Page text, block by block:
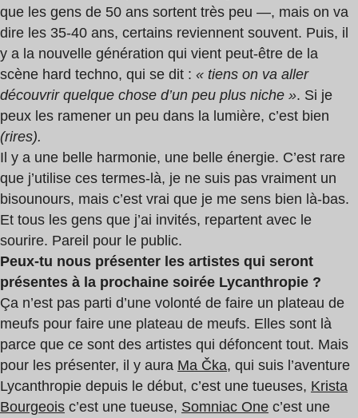
que les gens de 50 ans sortent très peu —, mais on va
dire les 35-40 ans, certains reviennent souvent. Puis, il
y a la nouvelle génération qui vient peut-être de la
scène hard techno, qui se dit : « tiens on va aller
découvrir quelque chose d’un peu plus niche ». Si je
peux les ramener un peu dans la lumière, c’est bien
(rires).
Il y a une belle harmonie, une belle énergie. C’est rare
que j’utilise ces termes-là, je ne suis pas vraiment un
bisounours, mais c’est vrai que je me sens bien là-bas.
Et tous les gens que j’ai invités, repartent avec le
sourire. Pareil pour le public.
Peux-tu nous présenter les artistes qui seront
présentes à la prochaine soirée Lycanthropie ?
Ça n’est pas parti d’une volonté de faire un plateau de
meufs pour faire une plateau de meufs. Elles sont là
parce que ce sont des artistes qui défoncent tout. Mais
pour les présenter, il y aura Ma Čka, qui suis l’aventure
Lycanthropie depuis le début, c’est une tueuses, Krista
Bourgeois c’est une tueuse, Somniac One c’est une